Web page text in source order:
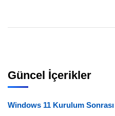
Güncel İçerikler
Windows 11 Kurulum Sonrası